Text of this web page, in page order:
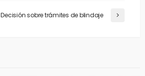
Decisión sobre trámites de blindaje